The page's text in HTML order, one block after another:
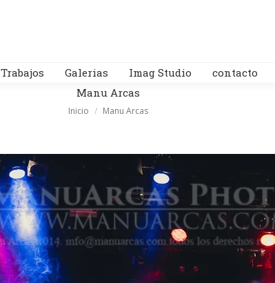
Trabajos Galerias Imag Studio contacto
Manu Arcas
Estás aquí:
Inicio Manu Arcas